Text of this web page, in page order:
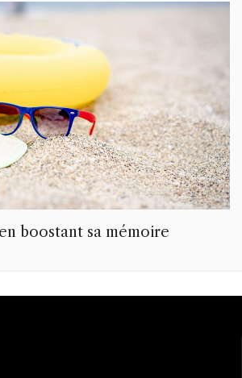
boostant sa mémoire